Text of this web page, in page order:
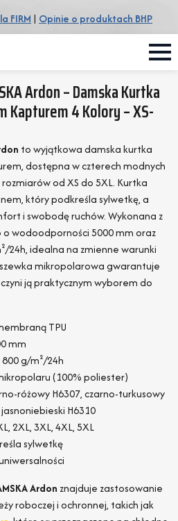
FIRM | Opinie o produktach BHP
Ardon – Damska Kurtka
Kapturem 4 Kolory – XS-
to wyjątkowa damska kurtka
dostępna w czterech modnych
od XS do 5XL. Kurtka
który podkreśla sylwetkę, a
i swobodę ruchów. Wykonana z
wodoodporności 5000 mm oraz
24h, idealna na zmienne warunki
mikropolarowa gwarantuje
ją praktycznym wyborem do
TPU
mm
g/m²/24h
(100% poliester)
różowy H6307, czarno-turkusowy
H6310
2XL, 3XL, 4XL, 5XL
sylwetkę
Ardon znajduje zastosowanie
roboczej i ochronnej, takich jak